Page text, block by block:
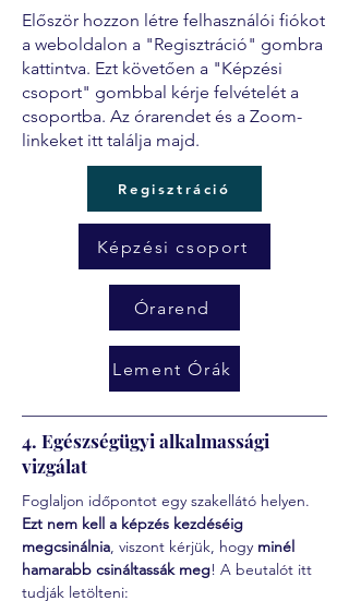
Először hozzon létre felhasználói fiókot
a weboldalon a "Regisztráció" gombra
kattintva. Ezt követően a "Képzési
csoport" gombbal kérje felvételét a
csoportba. Az órarendet és a Zoom-
linkeket itt találja majd.
Regisztráció
Képzési csoport
Órarend
Lement Órák
4. Egészségügyi alkalmassági
vizgálat
Foglaljon időpontot egy szakellátó helyen.
Ezt nem kell a képzés kezdéséig
megcsinálnia, viszont kérjük, hogy minél
hamarabb csináltassák meg! A beutalót itt
tudják letölteni: